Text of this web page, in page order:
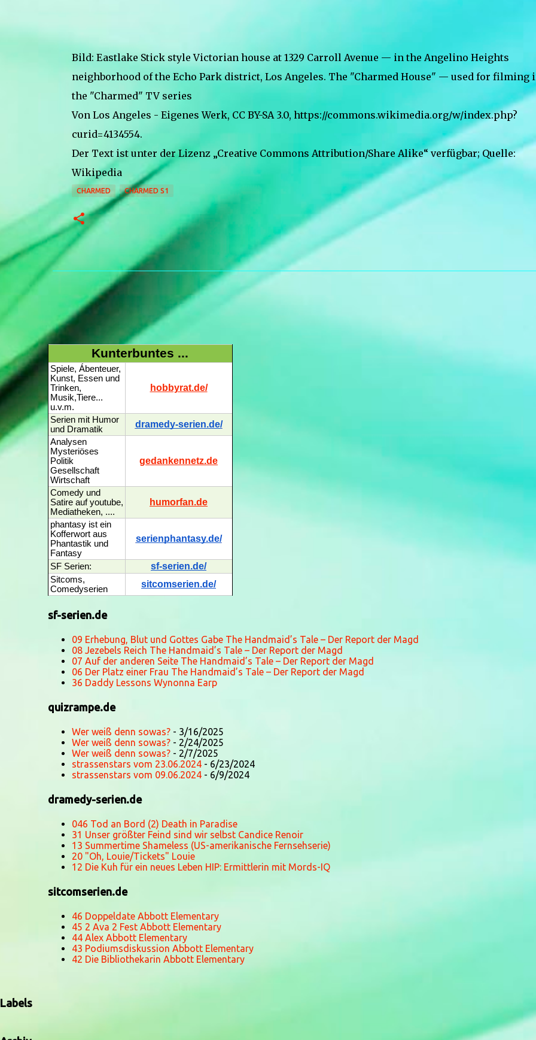
Bild: Eastlake Stick style Victorian house at 1329 Carroll Avenue — in the Angelino Heights
neighborhood of the Echo Park district, Los Angeles. The "Charmed House" — used for filming
the "Charmed" TV series
Von Los Angeles - Eigenes Werk, CC BY-SA 3.0, https://commons.wikimedia.org/w/index.php?
curid=4134554.
Der Text ist unter der Lizenz „Creative Commons Attribution/Share Alike“ verfügbar; Quelle:
Wikipedia
CHARMED CHARMED S1
Kunterbuntes ...
Spiele, Ábenteuer,
Kunst, Essen und
Trinken,
Musik,Tiere...
u.v.m.
hobbyrat.de/
Serien mit Humor
und Dramatik
dramedy-serien.de/
Analysen
Mysteriöses
Politik
Gesellschaft
Wirtschaft
gedankennetz.de
Comedy und
Satire auf youtube,
Mediatheken, ....
humorfan.de
phantasy ist ein
Kofferwort aus
Phantastik und
Fantasy
serienphantasy.de/
SF Serien: sf-serien.de/
Sitcoms,
Comedyserien
sitcomserien.de/
sf-serien.de
09 Erhebung, Blut und Gottes Gabe The Handmaid’s Tale – Der Report der Magd
08 Jezebels Reich The Handmaid’s Tale – Der Report der Magd
07 Auf der anderen Seite The Handmaid’s Tale – Der Report der Magd
06 Der Platz einer Frau The Handmaid’s Tale – Der Report der Magd
36 Daddy Lessons Wynonna Earp
quizrampe.de
Wer weiß denn sowas?- 3/16/2025
Wer weiß denn sowas?- 2/24/2025
Wer weiß denn sowas?- 2/7/2025
strassenstars vom 23.06.2024- 6/23/2024
strassenstars vom 09.06.2024- 6/9/2024
dramedy-serien.de
046 Tod an Bord (2) Death in Paradise
31 Unser größter Feind sind wir selbst Candice Renoir
13 Summertime Shameless (US-amerikanische Fernsehserie)
20 "Oh, Louie/Tickets" Louie
12 Die Kuh für ein neues Leben HIP: Ermittlerin mit Mords-IQ
sitcomserien.de
46 Doppeldate Abbott Elementary
45 2 Ava 2 Fest Abbott Elementary
44 Alex Abbott Elementary
43 Podiumsdiskussion Abbott Elementary
42 Die Bibliothekarin Abbott Elementary
Labels